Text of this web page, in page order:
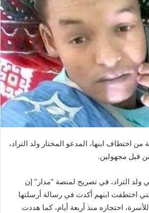
اختطاف ابنها، المدعو المختار ولد التراد،
قبل مجهولين.
ولد التراد، في تصريح لمنصة “مدار” إن
اختطفت ابنهم أكدت في رسالة أرسلتها
احتجازه منذ أربعة أيام، كما هددت